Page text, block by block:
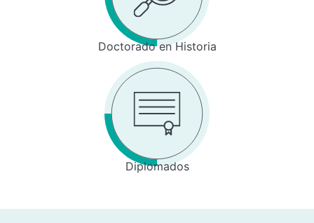
Doctorado en Historia
Diplomados